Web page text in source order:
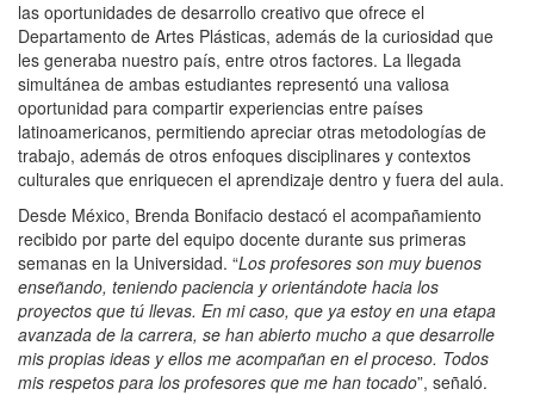
las oportunidades de desarrollo creativo que ofrece el
Departamento de Artes Plásticas, además de la curiosidad que
les generaba nuestro país, entre otros factores. La llegada
simultánea de ambas estudiantes representó una valiosa
oportunidad para compartir experiencias entre países
latinoamericanos, permitiendo apreciar otras metodologías de
trabajo, además de otros enfoques disciplinares y contextos
culturales que enriquecen el aprendizaje dentro y fuera del aula.
Desde México, Brenda Bonifacio destacó el acompañamiento
recibido por parte del equipo docente durante sus primeras
semanas en la Universidad. “Los profesores son muy buenos
enseñando, teniendo paciencia y orientándote hacia los
proyectos que tú llevas. En mi caso, que ya estoy en una etapa
avanzada de la carrera, se han abierto mucho a que desarrolle
mis propias ideas y ellos me acompañan en el proceso. Todos
mis respetos para los profesores que me han tocado”, señaló.